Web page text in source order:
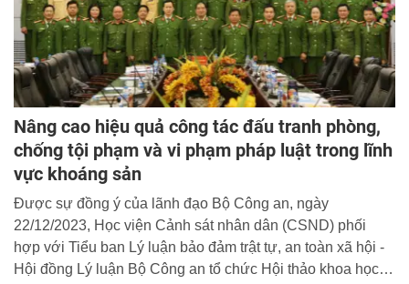
Nâng cao hiệu quả công tác đấu tranh phòng,
chống tội phạm và vi phạm pháp luật trong lĩnh
vực khoáng sản
Được sự đồng ý của lãnh đạo Bộ Công an, ngày
22/12/2023, Học viện Cảnh sát nhân dân (CSND) phối
hợp với Tiểu ban Lý luận bảo đảm trật tự, an toàn xã hội -
Hội đồng Lý luận Bộ Công an tổ chức Hội thảo khoa học